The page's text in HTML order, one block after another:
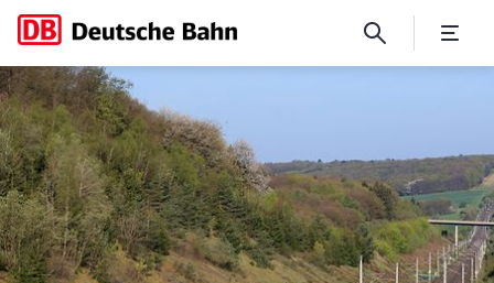
Fahrplan 2026: alle